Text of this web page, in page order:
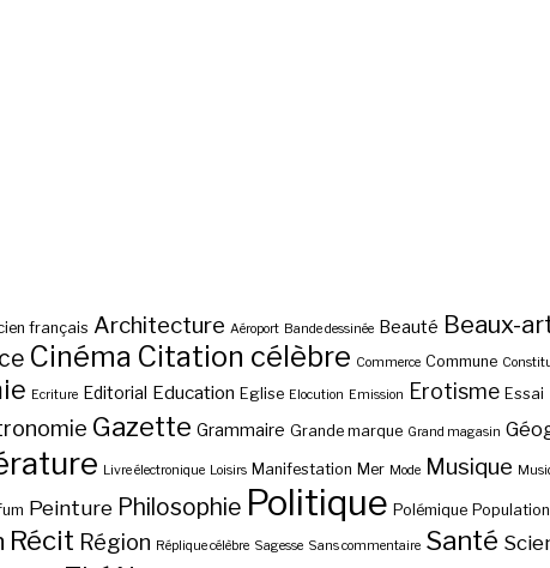
français Architecture Aéroport Bande dessinée Beauté Beaux-
Cinéma Citation célèbre Commerce Commune
Ecriture Editorial Education Eglise Elocution Emission Erotisme Essai
Gazette Grammaire Grande marque Grand magasin
Livre électronique Loisirs Manifestation Mer Mode Musique
Peinture Philosophie Politique Polémique Population
Récit Région Réplique célèbre Sagesse Sans commentaire Santé